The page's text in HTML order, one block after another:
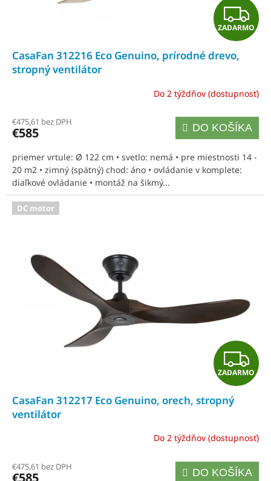
Z
A
A
R
M
O
ZADARMO
CasaFan 312216 Eco Genuino, prírodné drevo,
stropný ventilátor
Do 2 týždňov (dostupnosť)
€475,61 bez DPH
€585 DO KOŠÍKA
priemer vrtule: Ø 122 cm • svetlo: nemá • pre miestnosti 14 -
20 m2 • zimný (spätný) chod: áno • ovládanie v komplete:
diaľkové ovládanie • montáž na šikmý...
DC motor
Z
A
A
R
ZADARMO
CasaFan 312217 Eco Genuino, orech, stropný
ventilátor
Do 2 týždňov (dostupnosť)
€475,61 bez DPH
€585 DO KOŠÍKA